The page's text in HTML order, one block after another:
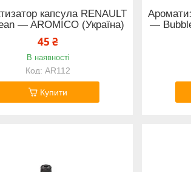
капсула RENAULT
— AROMICO (Україна)
45 ₴
В наявності
AR112
Купити
—